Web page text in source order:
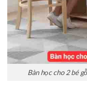
Bàn học cho 2 bé